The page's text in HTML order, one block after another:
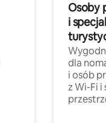
Osoby
i
dla
i osób
z Wi-Fi i